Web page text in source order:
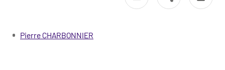
Pierre CHARBONNIER